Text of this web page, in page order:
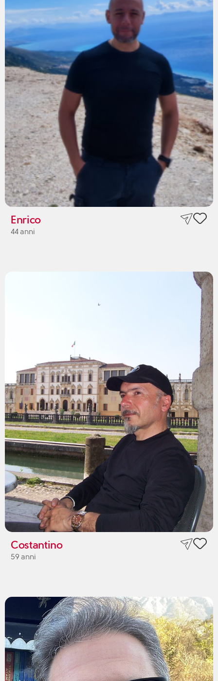
Enrico
44 anni
Costantino
59 anni